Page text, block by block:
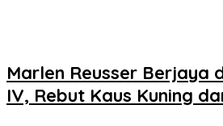
Marlen Reusser Berjaya
IV, Rebut Kaus Kuning